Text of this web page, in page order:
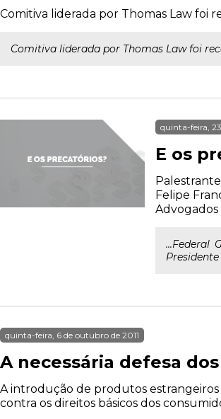
Comitiva liderada por Thomas Law foi
Comitiva liderada por Thomas Law foi
quinta-feira,
E os
Felipe
...Federal
quinta-feira, 6 de outubro de 2011
A necessária defesa
A introdução de produtos
contra os direitos básicos dos